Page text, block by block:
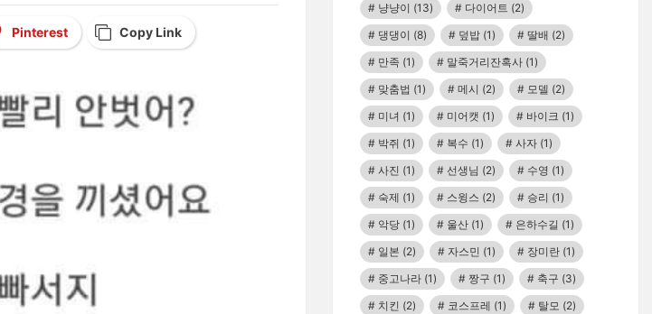
Pinterest Copy Link
냥냥이 (13) 다이어트 (2)
댕댕이 (8) 덮밥 (1) 딸배 (2)
만족 (1) 말죽거리잔혹사 (1)
맞춤법 (1) 메시 (2) 모델 (2)
미녀 (1) 미어캣 (1) 바이크 (1)
박쥐 (1) 복수 (1) 사자 (1)
사진 (1) 선생님 (2) 수영 (1)
숙제 (1) 스윙스 (2) 승리 (1)
악당 (1) 울산 (1) 은하수길 (1)
일본 (2) 자스민 (1) 장미란 (1)
중고나라 (1) 짱구 (1) 축구 (3)
치킨 (2) 코스프레 (1) 탈모 (2)